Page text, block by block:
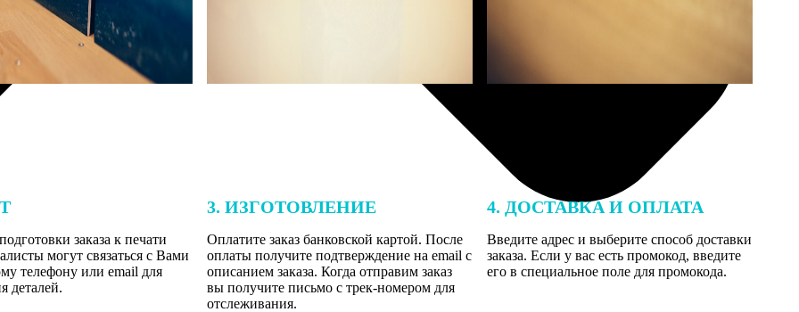
заказа к печати
могут связаться с Вами
телефону или email для
деталей.
3. ИЗГОТОВЛЕНИЕ
Оплатите заказ банковской картой. После
оплаты получите подтверждение на email с
описанием заказа. Когда отправим заказ
вы получите письмо с трек-номером для
отслеживания.
4. ДОСТАВКА И ОПЛАТА
Введите адрес и выберите способ доставки
заказа. Если у вас есть промокод, введите
его в специальное поле для промокода.